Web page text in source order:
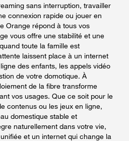
sans interruption, travailler
connexion rapide ou jouer en
Orange répond à tous vos
vous offre une stabilité et une
toute la famille est
laissent place à un internet
des enfants, les appels vidéo
de votre domotique. À
de la fibre transforme
vos usages. Que ce soit pour le
contenus ou les jeux en ligne,
domestique stable et
naturellement dans votre vie,
et un internet qui change la